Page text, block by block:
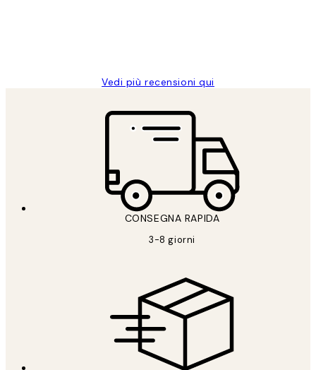
Vedi più recensioni qui
CONSEGNA RAPIDA
3-8 giorni